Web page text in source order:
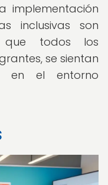
implementación
inclusivas son
todos los
se sientan
en el entorno